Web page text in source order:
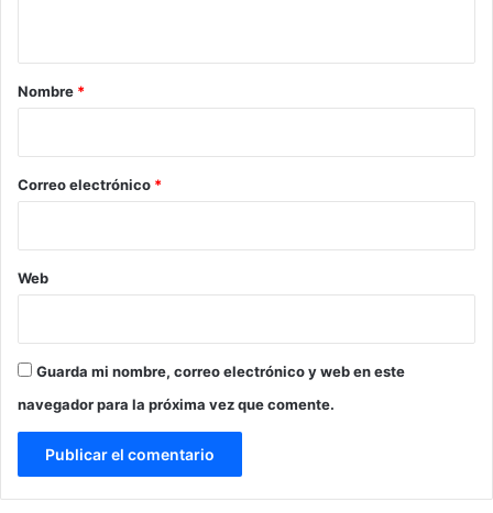
r
*
Nombre *
Correo electrónico *
Web
Guarda mi nombre, correo electrónico y web en este
navegador para la próxima vez que comente.